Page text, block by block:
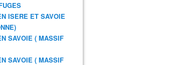
ISERE ET SAVOIE
SAVOIE ( MASSIF
SAVOIE ( MASSIF